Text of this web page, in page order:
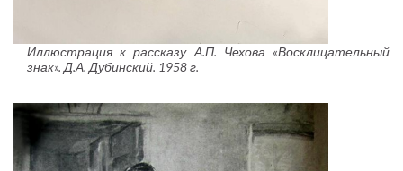
Иллюстрация к рассказу А.П. Чехова «Восклицательный
знак». Д.А. Дубинский. 1958 г.